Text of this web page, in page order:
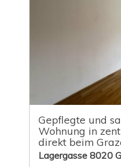
Gepflegte und
Wohnung in
direkt beim
Lagergasse 8020